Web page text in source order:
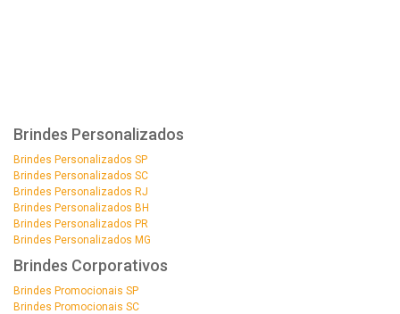
Brindes Personalizados
Brindes Personalizados SP
Brindes Personalizados SC
Brindes Personalizados RJ
Brindes Personalizados BH
Brindes Personalizados PR
Brindes Personalizados MG
Brindes Corporativos
Brindes Promocionais SP
Brindes Promocionais SC